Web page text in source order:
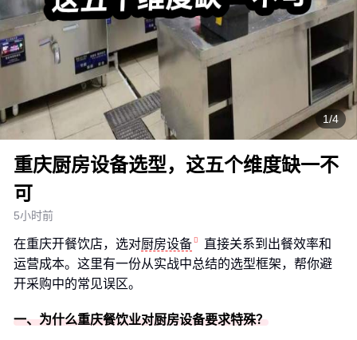
1/4
重庆厨房设备选型，这五个维度缺一不
可
5小时前
在重庆开餐饮店，选对厨房设备
直接关系到出餐效率和
运营成本。这里有一份从实战中总结的选型框架，帮你避
开采购中的常见误区。
一、为什么重庆餐饮业对厨房设备要求特殊？